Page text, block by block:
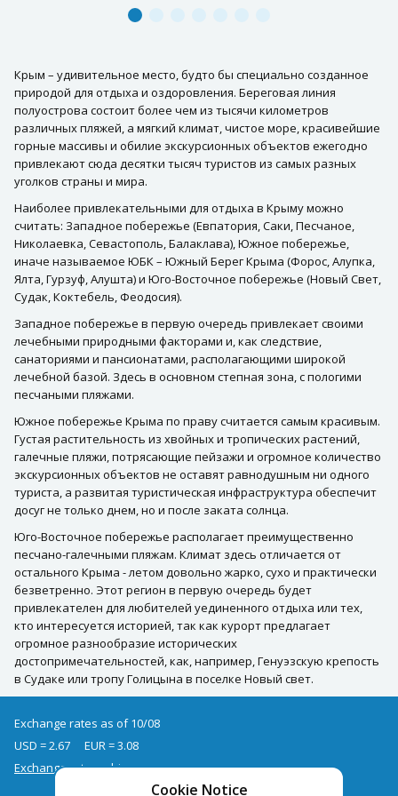
Крым – удивительное место, будто бы специально созданное
природой для отдыха и оздоровления. Береговая линия
полуострова состоит более чем из тысячи километров
различных пляжей, а мягкий климат, чистое море, красивейшие
горные массивы и обилие экскурсионных объектов ежегодно
привлекают сюда десятки тысяч туристов из самых разных
уголков страны и мира.
Наиболее привлекательными для отдыха в Крыму можно
считать: Западное побережье (Евпатория, Саки, Песчаное,
Николаевка, Севастополь, Балаклава), Южное побережье,
иначе называемое ЮБК – Южный Берег Крыма (Форос, Алупка,
Ялта, Гурзуф, Алушта) и Юго-Восточное побережье (Новый Свет,
Судак, Коктебель, Феодосия).
Западное побережье в первую очередь привлекает своими
лечебными природными факторами и, как следствие,
санаториями и пансионатами, располагающими широкой
лечебной базой. Здесь в основном степная зона, с пологими
песчаными пляжами.
Южное побережье Крыма по праву считается самым красивым.
Густая растительность из хвойных и тропических растений,
галечные пляжи, потрясающие пейзажи и огромное количество
экскурсионных объектов не оставят равнодушным ни одного
туриста, а развитая туристическая инфраструктура обеспечит
досуг не только днем, но и после заката солнца.
Юго-Восточное побережье располагает преимущественно
песчано-галечными пляжам. Климат здесь отличается от
остального Крыма - летом довольно жарко, сухо и практически
безветренно. Этот регион в первую очередь будет
привлекателен для любителей уединенного отдыха или тех,
кто интересуется историей, так как курорт предлагает
огромное разнообразие исторических
достопримечательностей, как, например, Генуэзскую крепость
в Судаке или тропу Голицына в поселке Новый свет.
Cookie Notice
Exchange rates as of 10/08
USD = 2.67
EUR = 3.08
Exchange rate archive